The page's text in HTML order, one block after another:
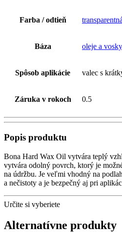
Farba / odtieň
Báza oleje a vosky
Spôsob aplikácie valec s
Záruka v rokoch 0.5
Popis produktu
Bona Hard Wax Oil vytvára teplý
vytvára odolný povrch, ktorý je
na údržbu. Je veľmi vhodný na
a nečistoty a je bezpečný aj pri
Určite si vyberiete
Alternatívne produkty